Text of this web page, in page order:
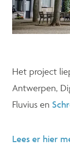
Het project
Antwerpen,
Fluvius en
Lees er hier